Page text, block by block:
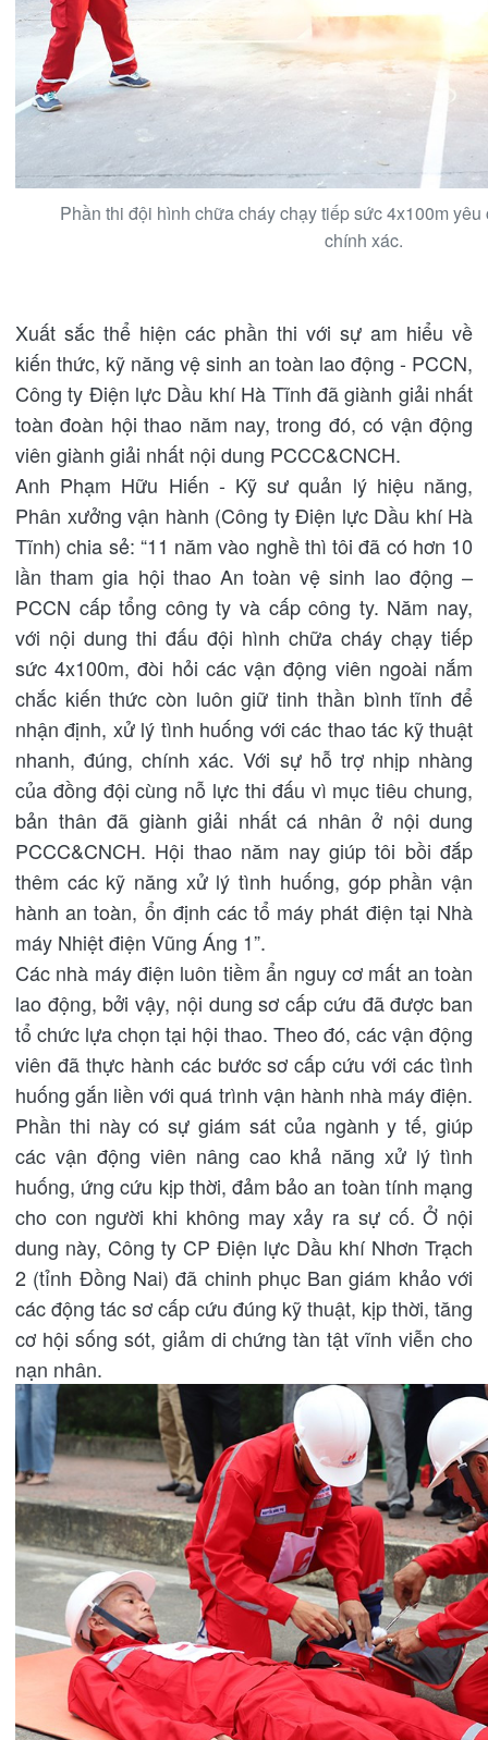
Phần thi đội hình chữa cháy chạy tiếp sức 4x100m yêu
chính xác.
Xuất sắc thể hiện các phần thi với sự am hiểu về
kiến thức, kỹ năng vệ sinh an toàn lao động - PCCN,
Công ty Điện lực Dầu khí Hà Tĩnh đã giành giải nhất
toàn đoàn hội thao năm nay, trong đó, có vận động
viên giành giải nhất nội dung PCCC&CNCH.
Anh Phạm Hữu Hiến - Kỹ sư quản lý hiệu năng,
Phân xưởng vận hành (Công ty Điện lực Dầu khí Hà
Tĩnh) chia sẻ: “11 năm vào nghề thì tôi đã có hơn 10
lần tham gia hội thao An toàn vệ sinh lao động –
PCCN cấp tổng công ty và cấp công ty. Năm nay,
với nội dung thi đấu đội hình chữa cháy chạy tiếp
sức 4x100m, đòi hỏi các vận động viên ngoài nắm
chắc kiến thức còn luôn giữ tinh thần bình tĩnh để
nhận định, xử lý tình huống với các thao tác kỹ thuật
nhanh, đúng, chính xác. Với sự hỗ trợ nhịp nhàng
của đồng đội cùng nỗ lực thi đấu vì mục tiêu chung,
bản thân đã giành giải nhất cá nhân ở nội dung
PCCC&CNCH. Hội thao năm nay giúp tôi bồi đắp
thêm các kỹ năng xử lý tình huống, góp phần vận
hành an toàn, ổn định các tổ máy phát điện tại Nhà
máy Nhiệt điện Vũng Áng 1”.
Các nhà máy điện luôn tiềm ẩn nguy cơ mất an toàn
lao động, bởi vậy, nội dung sơ cấp cứu đã được ban
tổ chức lựa chọn tại hội thao. Theo đó, các vận động
viên đã thực hành các bước sơ cấp cứu với các tình
huống gắn liền với quá trình vận hành nhà máy điện.
Phần thi này có sự giám sát của ngành y tế, giúp
các vận động viên nâng cao khả năng xử lý tình
huống, ứng cứu kịp thời, đảm bảo an toàn tính mạng
cho con người khi không may xảy ra sự cố. Ở nội
dung này, Công ty CP Điện lực Dầu khí Nhơn Trạch
2 (tỉnh Đồng Nai) đã chinh phục Ban giám khảo với
các động tác sơ cấp cứu đúng kỹ thuật, kịp thời, tăng
cơ hội sống sót, giảm di chứng tàn tật vĩnh viễn cho
nạn nhân.